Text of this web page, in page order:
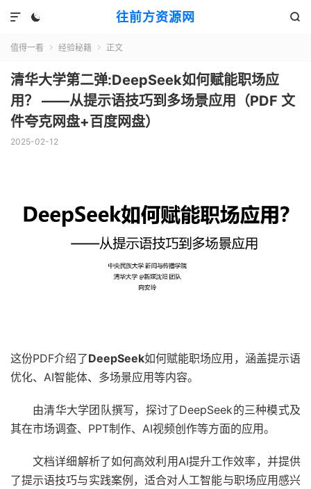
往前方资源网
 

值得一看  经验秘籍  正文
清华大学第二弹:DeepSeek如何赋能职场应
用？ ——从提示语技巧到多场景应用（PDF 文
件夸克网盘+百度网盘）
2025-02-12
这份PDF介绍了DeepSeek如何赋能职场应用，涵盖提示语
优化、AI智能体、多场景应用等内容。
由清华大学团队撰写，探讨了DeepSeek的三种模式及
其在市场调查、PPT制作、AI视频创作等方面的应用。
文档详细解析了如何高效利用AI提升工作效率，并提供
了提示语技巧与实践案例，适合对人工智能与职场应用感兴